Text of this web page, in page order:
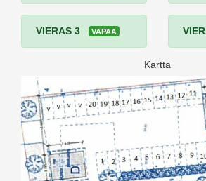
VIERAS 3 VAPAA
Kartta